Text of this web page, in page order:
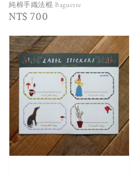
純棉手織法棍 Baguette
Regular
NT$ 700